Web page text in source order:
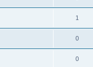
1
0
0